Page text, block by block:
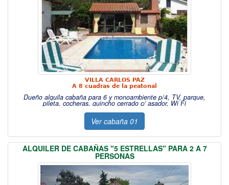
VILLA CARLOS PAZ
A 8 cuadras de la peatonal
Dueño alquila cabaña para 6 y monoambiente p/4, TV, parque,
pileta, cocheras, quincho cerrado c/ asador, Wi Fi
Ver cabaña 01
ALQUILER DE CABAÑAS "5 ESTRELLAS" PARA 2 A 7
PERSONAS